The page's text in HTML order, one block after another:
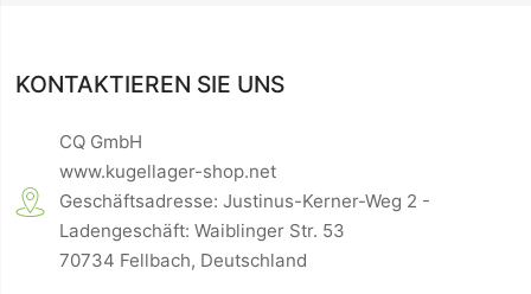
KONTAKTIEREN SIE UNS
CQ GmbH
www.kugellager-shop.net
Geschäftsadresse: Justinus-Kerner-Weg 2 -
Ladengeschäft: Waiblinger Str. 53
70734 Fellbach, Deutschland